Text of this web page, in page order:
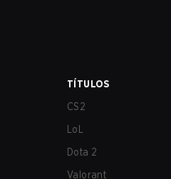
TÍTULOS
CS2
LoL
Dota 2
Valorant